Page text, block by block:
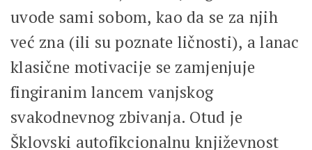
uvode sami sobom, kao da se za njih
već zna (ili su poznate ličnosti), a lanac
klasične motivacije se zamjenjuje
fingiranim lancem vanjskog
svakodnevnog zbivanja. Otud je
Šklovski autofikcionalnu književnost